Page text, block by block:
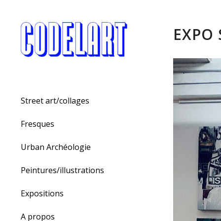
Street art/collages
Fresques
Urban Archéologie
Peintures/illustrations
Expositions
A propos
EXPO